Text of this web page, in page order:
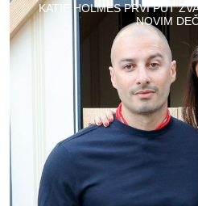
KATIE HOLMES PRVI PUT
NOVIM